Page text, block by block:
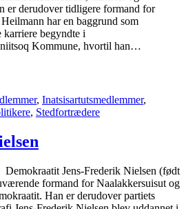
er derudover tidligere formand for
har en baggrund som
begyndte i
Kommune, hvortil han…
, Inatsisartutsmedlemmer,
, Stedfortrædere
Demokraatit Jens-Frederik Nielsen (født
formand for Naalakkersuisut og
Han er derudover partiets